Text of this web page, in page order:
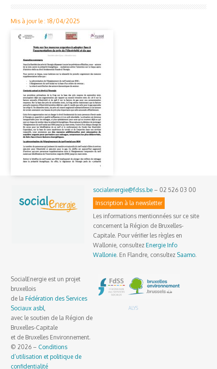
Mis à jour le : 18/04/2025
socialenergie@fdss.be – 02 526 03 00
Inscription à la newsletter
Les informations mentionnées sur ce site
concernent la Région de Bruxelles-
Capitale. Pour vérifier les règles en
Wallonie, consultezEnergie Info
Wallonie. En Flandre, consultez Saamo.
SocialEnergie est un projet
bruxellois
de laFédération des Services
Sociaux asbl
avec le soutien de la Région de
Bruxelles-Capitale
et de Bruxelles Environnement.
© 2026 – Conditions
d’utilisation et politique de
confidentialité
ALYS